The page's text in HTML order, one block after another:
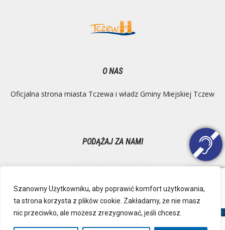
Szanowny Użytkowniku, aby poprawić komfort użytkowania,
ta strona korzysta z plików cookie. Zakładamy, że nie masz
nic przeciwko, ale możesz zrezygnować, jeśli chcesz.
O NAS
Oficjalna strona miasta Tczewa i władz Gminy Miejskiej Tczew
PODĄŻAJ ZA NAMI
Ochrona danych osobowych
Inspektor Danych Osobowych
Polityka Prywatności
Deklaracja dostępności